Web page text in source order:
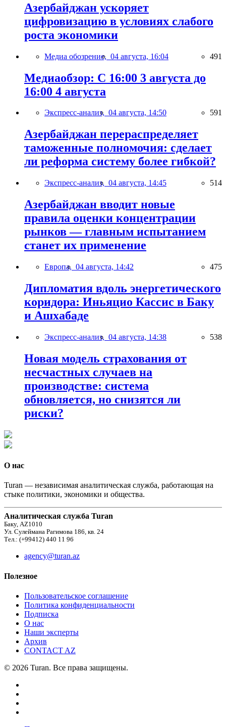
Азербайджан ускоряет
цифровизацию в условиях слабого
роста экономики
Медиа обозрение, 04 августа, 16:04 491
Медиаобзор: С 16:00 3 августа до
16:00 4 августа
Экспресс-анализ, 04 августа, 14:50 591
Азербайджан перераспределяет
таможенные полномочия: сделает
ли реформа систему более гибкой?
Экспресс-анализ, 04 августа, 14:45 514
Азербайджан вводит новые
правила оценки концентрации
рынков — главным испытанием
станет их применение
Европа, 04 августа, 14:42 475
Дипломатия вдоль энергетического
коридора: Иньяцио Кассис в Баку
и Ашхабаде
Экспресс-анализ, 04 августа, 14:38 538
Новая модель страхования от
несчастных случаев на
производстве: система
обновляется, но снизятся ли
риски?
О нас
Turan — независимая аналитическая служба, работающая на
стыке политики, экономики и общества.
Аналитическая служба Turan
Баку, AZ1010
Ул. Сулеймана Рагимова 186, кв. 24
Тел.: (+99412) 440 11 96
agency@turan.az
Полезное
Пользовательское соглашение
Политика конфиденциальности
Подписка
О нас
Наши эксперты
Архив
CONTACT AZ
© 2026 Turan. Все права защищены.